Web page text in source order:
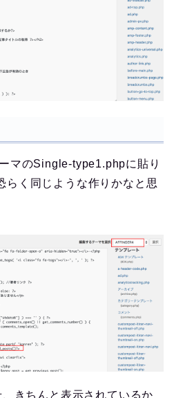
マのSingle-type1.phpに貼り
らく同じような作りかなと思
きちんと表示されているか